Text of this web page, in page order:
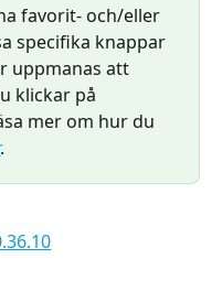
favorit- och/eller
specifika knappar
uppmanas att
klickar på
mer om hur du
.